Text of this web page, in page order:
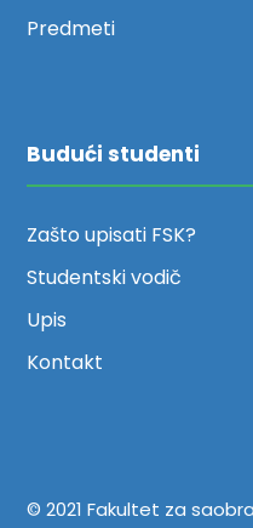
Predmeti
Budući studenti
Zašto upisati FSK?
Studentski vodič
Upis
Kontakt
© 2021 Fakultet za